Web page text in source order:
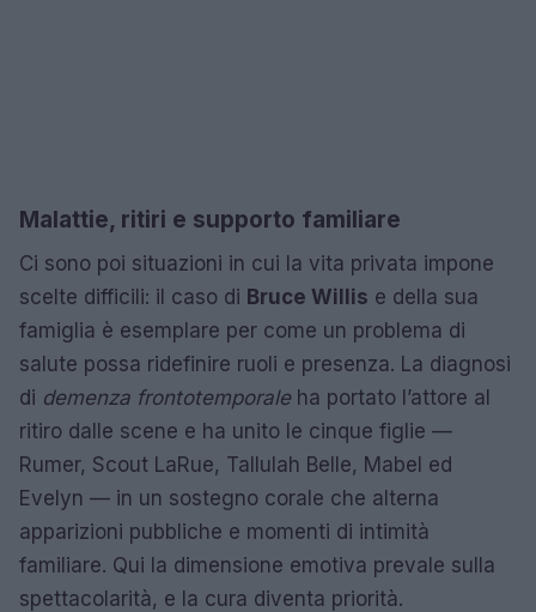
Malattie, ritiri e supporto familiare
Ci sono poi situazioni in cui la vita privata impone
scelte difficili: il caso di Bruce Willis e della sua
famiglia è esemplare per come un problema di
salute possa ridefinire ruoli e presenza. La diagnosi
di demenza frontotemporaleha portato l’attore al
ritiro dalle scene e ha unito le cinque figlie —
Rumer, Scout LaRue, Tallulah Belle, Mabel ed
Evelyn — in un sostegno corale che alterna
apparizioni pubbliche e momenti di intimità
familiare. Qui la dimensione emotiva prevale sulla
spettacolarità, e la cura diventa priorità.